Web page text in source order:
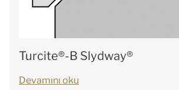
Turcite®-B Slydway®
Devamını oku